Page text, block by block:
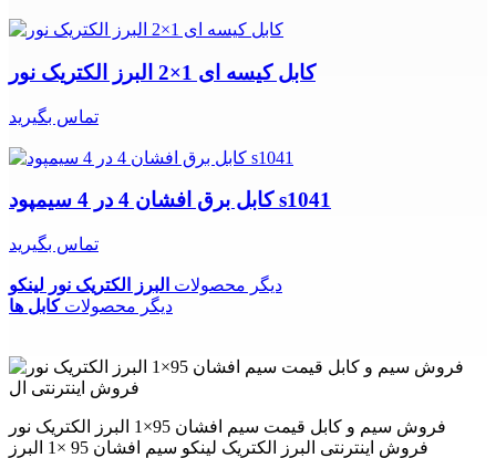
کابل کیسه ای 1×2 البرز الکتریک نور
تماس بگیرید
کابل برق افشان 4 در 4 سیمپود s1041
تماس بگیرید
دیگر محصولات البرز الکتریک نور لینکو
دیگر محصولاتکابل ها
فروش سیم و کابل قیمت سیم افشان 95×1 البرز الکتریک نور
فروش اینترنتی البرز الکتریک لینکو سیم افشان 95 ×1 البرز